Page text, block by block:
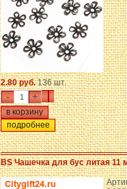
2.80 руб.136 шт.
- +
подробнее
BS Чашечка для бус литая 11